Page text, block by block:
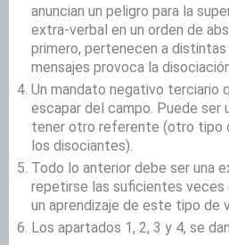
anuncian un peligro para la
extra-verbal en un orden de
primero, pertenecen a
mensajes provoca la
Un mandato negativo terciario
escapar del campo. Puede ser
tener otro referente (otro tipo
los disociantes).
Todo lo anterior debe ser una
repetirse las suficientes veces
un aprendizaje de este tipo de
Los apartados 1, 2, 3 y 4, se